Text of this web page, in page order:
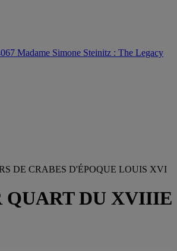
Madame Simone Steinitz : The Legacy
DE CRABES D'ÉPOQUE LOUIS XVI
QUART DU XVIIIE